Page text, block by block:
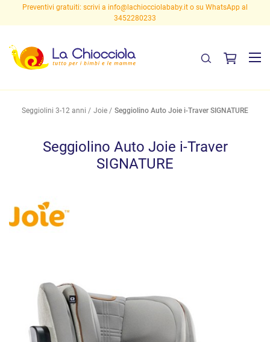
Preventivi gratuiti: scrivi a info@lachiocciolababy.it o su WhatsApp al
3452280233
Seggiolini 3-12 anni Joie Seggiolino Auto Joie i-Traver SIGNATURE
Seggiolino Auto Joie i-Traver
SIGNATURE